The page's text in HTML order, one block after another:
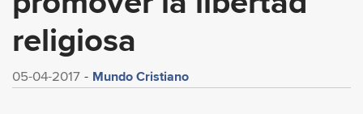
religiosa
05-04-2017 Mundo Cristiano